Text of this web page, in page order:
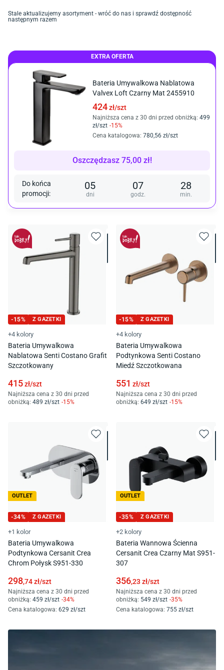
Stale aktualizujemy asortyment - wróć do nas i sprawdź dostępność
następnym razem
EXTRA OFERTA
Bateria Umywalkowa Nablatowa
Valvex Loft Czarny Mat 2455910
424 zł/szt
Najniższa cena z 30 dni przed obniżką: 499
zł/szt -15%
Cena katalogowa: 780 ,56 zł/szt
Oszczędzasz 75,00 zł!
Do końca
promocji:
05
dni
07
godz.
28
min.
-15% Z GAZETKI
+4 kolory
Bateria Umywalkowa
Nablatowa Senti Costano Grafit
Szczotkowany
415zł/szt
Najniższa cena z 30 dni przed
obniżką: 489 zł/szt -15%
-15% Z GAZETKI
+4 kolory
Bateria Umywalkowa
Podtynkowa Senti Costano
Miedź Szczotkowana
551 zł/szt
Najniższa cena z 30 dni przed
obniżką: 649 zł/szt -15%
OUTLET
-34% Z GAZETKI
+1 kolor
Bateria Umywalkowa
Podtynkowa Cersanit Crea
Chrom Połysk S951-330
298,74zł/szt
Najniższa cena z 30 dni przed
obniżką: 459 zł/szt -34%
Cena katalogowa: 629 zł/szt
OUTLET
-35% Z GAZETKI
+2 kolory
Bateria Wannowa Ścienna
Cersanit Crea Czarny Mat S951-
307
356,23zł/szt
Najniższa cena z 30 dni przed
obniżką: 549 zł/szt -35%
Cena katalogowa: 755 zł/szt